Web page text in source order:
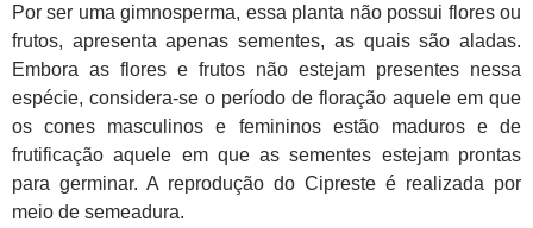
Por ser uma gimnosperma, essa planta não possui flores ou
frutos, apresenta apenas sementes, as quais são aladas.
Embora as flores e frutos não estejam presentes nessa
espécie, considera-se o período de floração aquele em que
os cones masculinos e femininos estão maduros e de
frutificação aquele em que as sementes estejam prontas
para germinar. A reprodução do Cipreste é realizada por
meio de semeadura.